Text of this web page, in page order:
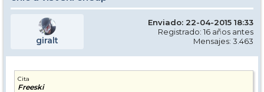
giralt
Enviado: 22-04-2015 18:33
Registrado: 16 años antes
Mensajes: 3.463
Cita
Freeski